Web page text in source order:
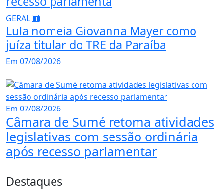
GERAL
Lula nomeia Giovanna Mayer como
juíza titular do TRE da Paraíba
Em 07/08/2026
Em 07/08/2026
Câmara de Sumé retoma atividades
legislativas com sessão ordinária
após recesso parlamentar
Destaques